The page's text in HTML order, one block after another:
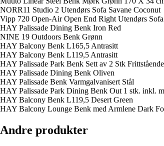
NORR11 Studio 2 Utendørs Sofa Savane Coconut
Vipp 720 Open-Air Open End Right Utendørs
HAY Palissade Dining Benk Iron Red
NINE 19 Outdoors Benk Grønn
HAY Balcony Benk L165,5 Antrasitt
HAY Balcony Benk L119,5 Antrasitt
HAY Palissade Park Benk Sett av 2 Stk
HAY Palissade Dining Benk Oliven
HAY Palissade Benk Varmgalvanisert Stål
HAY Palissade Park Dining Benk Out 1 stk. inkl.
HAY Balcony Benk L119,5 Desert Green
HAY Balcony Lounge Benk med Armlene Dark
Andre produkter